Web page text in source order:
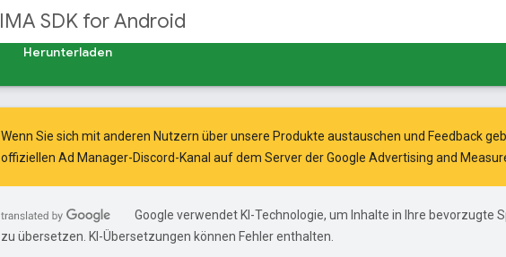
IMA SDK for Android
Herunterladen
Wenn Sie sich mit anderen Nutzern über unsere Produkte austauschen und Feedback
offiziellen Ad Manager-Discord-Kanal auf dem Server derGoogle Advertising and
Google verwendet KI-Technologie, um Inhalte in Ihre bevorzugte
zu übersetzen. KI-Übersetzungen können Fehler enthalten.